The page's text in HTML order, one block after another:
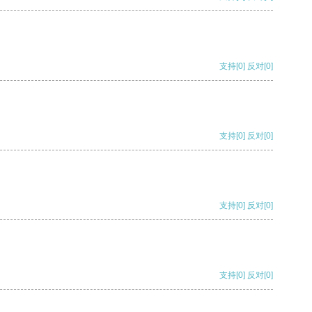
支持[0] 反对[0]
支持[0] 反对[0]
支持[0] 反对[0]
支持[0] 反对[0]